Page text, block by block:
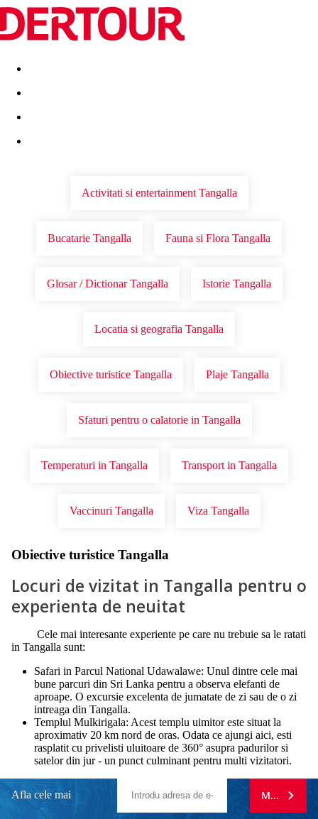
Destinatii Vacanta perfecta OFERTE DE NERATAT
Activitati si entertainment Tangalla
Bucatarie Tangalla Fauna si Flora Tangalla
Glosar / Dictionar Tangalla Istorie Tangalla
Locatia si geografia Tangalla
Obiective turistice Tangalla Plaje Tangalla
Sfaturi pentru o calatorie in Tangalla
Temperaturi in Tangalla Transport in Tangalla
Vaccinuri Tangalla Viza Tangalla
Obiective turistice Tangalla
Locuri de vizitat in Tangalla pentru o
experienta de neuitat
Cele mai interesante experiente pe care nu trebuie sa le ratati
in Tangalla sunt:
Safari in Parcul National Udawalawe: Unul dintre cele mai
bune parcuri din Sri Lanka pentru a observa elefanti de
aproape. O excursie excelenta de jumatate de zi sau de o zi
intreaga din Tangalla.
Templul Mulkirigala: Acest templu uimitor este situat la
aproximativ 20 km nord de oras. Odata ce ajungi aici, esti
rasplatit cu privelisti uluitoare de 360° asupra padurilor si
satelor din jur - un punct culminant pentru multi vizitatori.
Afla cele mai MA